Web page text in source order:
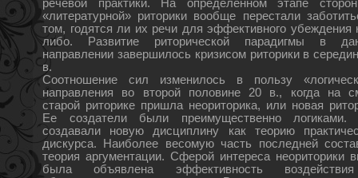
речевой практики. На определенном этапе
«литературной» риторики вообще перестали
том, годятся ли их речи для эффективного убеждения
либо. Развитие риторической парадигмы в
направлении завершилось кризисом риторики в
в.
Соотношение сил изменилось в пользу
направления во второй половине 20 в., когда на
старой риторике пришла неориторика, или новая
Ее создатели были преимущественно логиками.
создавали новую дисциплину как теорию
дискурса. Наиболее весомую часть последней
теория аргументации. Сферой интереса неориторики
была объявлена эффективность